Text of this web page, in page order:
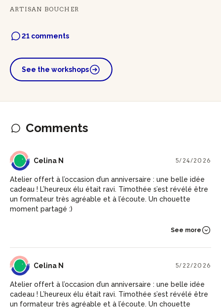
ARTISAN BOUCHER
21 comments
See the workshops
Comments
CN Celina N 5/24/2026
Atelier offert à l’occasion d’un anniversaire : une belle idée
cadeau ! L’heureux élu était ravi. Timothée s’est révélé être
un formateur très agréable et à l’écoute. Un chouette
moment partagé :)
See more
CN Celina N 5/22/2026
Atelier offert à l’occasion d’un anniversaire : une belle idée
cadeau ! L’heureux élu était ravi. Timothée s’est révélé être
un formateur très agréable et à l’écoute. Un chouette